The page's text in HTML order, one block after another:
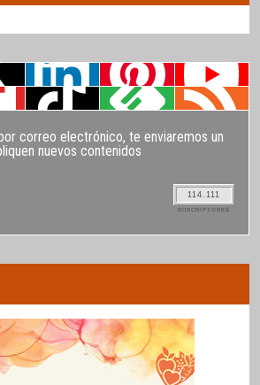
correo electrónico, te enviaremos un
nuevos contenidos
114.111
SUSCRIPTORES